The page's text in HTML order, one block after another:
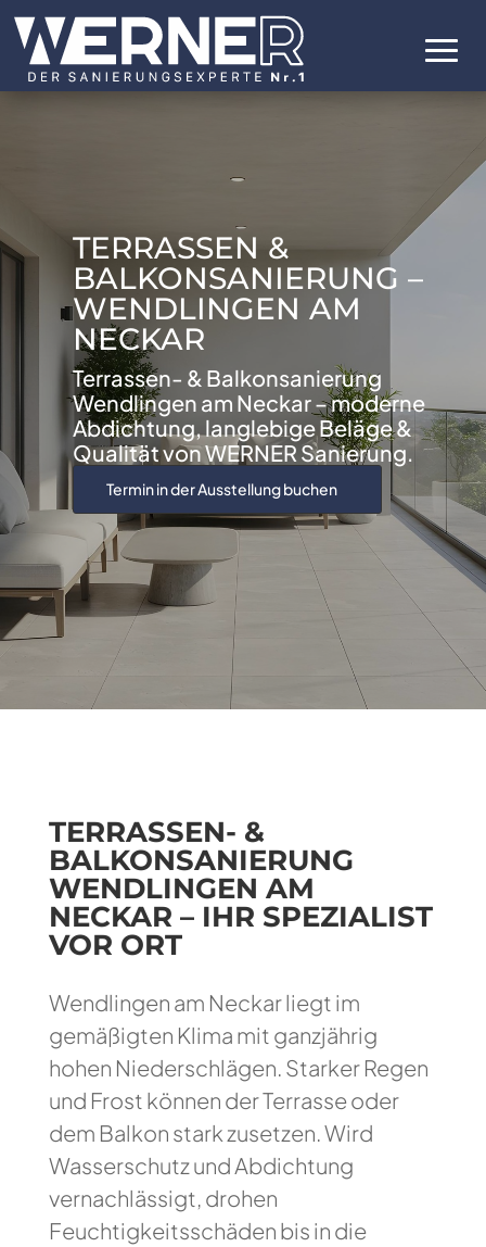
TERRASSEN &
BALKONSANIERUNG –
WENDLINGEN AM
NECKAR
Terrassen- & Balkonsanierung
Wendlingen am Neckar – moderne
Abdichtung, langlebige Beläge &
Qualität von WERNER Sanierung.
Termin in der Ausstellung buchen
TERRASSEN- &
BALKONSANIERUNG
WENDLINGEN AM
NECKAR – IHR SPEZIALIST
VOR ORT
Wendlingen am Neckar liegt im
gemäßigten Klima mit ganzjährig
hohen Niederschlägen. Starker Regen
und Frost können der Terrasse oder
dem Balkon stark zusetzen. Wird
Wasserschutz und Abdichtung
vernachlässigt, drohen
Feuchtigkeitsschäden bis in die